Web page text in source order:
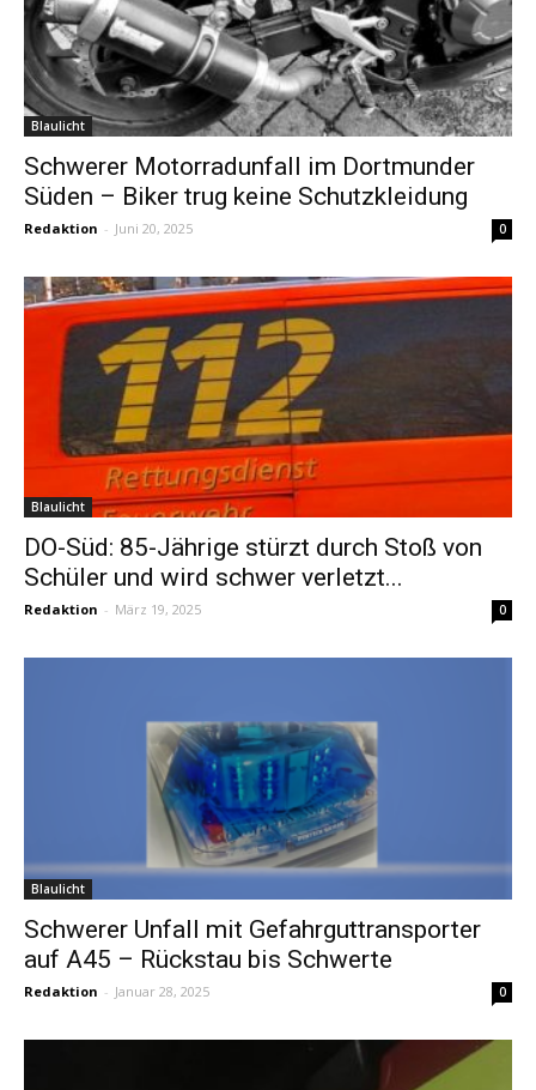
Blaulicht
Schwerer Motorradunfall im Dortmunder
Süden – Biker trug keine Schutzkleidung
Redaktion - Juni 20, 2025 0
Blaulicht
DO-Süd: 85-Jährige stürzt durch Stoß von
Schüler und wird schwer verletzt...
Redaktion - März 19, 2025 0
Blaulicht
Schwerer Unfall mit Gefahrguttransporter
auf A45 – Rückstau bis Schwerte
Redaktion - Januar 28, 2025 0